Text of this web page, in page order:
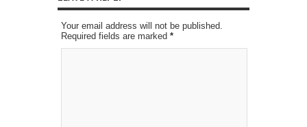
Your email address will not be published.
Required fields are marked *